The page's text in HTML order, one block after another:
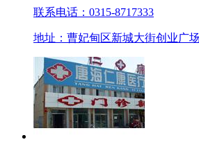
联系电话：0315-8717333
地址：曹妃甸区新城大街创业广